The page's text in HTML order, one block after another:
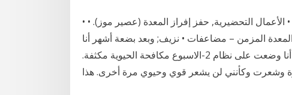
• الأدوية المضادة للبكتيريا ويشرع للعدوى (ح). بيلوري. • الأعمال التحضيرية, حفز إفراز المعدة (عصير موز). •
التهاب المعدة المزمن – مضاعفات • نزيف; وبعد بضعة أشهر أنا
وضعت قرحة المعدة التي تسببها البكتيريا ح-بيلوري. أنا وضعت على نظام 2-الاسبوع مكافحة الحيوية مكثفة.
وشعرت وكأنني لن يشعر قوي وحيوي مرة أخرى. هذا